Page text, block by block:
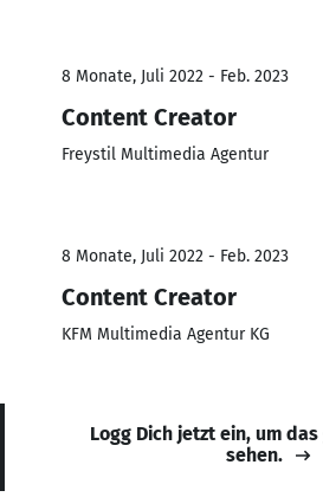
8 Monate, Juli 2022 - Feb. 2023
Content Creator
Freystil Multimedia Agentur
8 Monate, Juli 2022 - Feb. 2023
Content Creator
KFM Multimedia Agentur KG
Logg Dich jetzt ein, um
sehen.